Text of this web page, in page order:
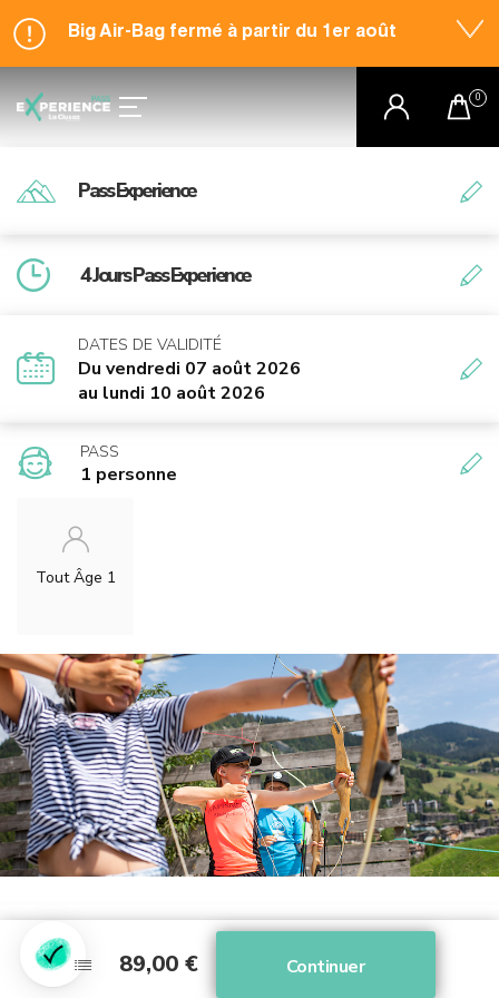
Big Air-Bag fermé à partir du 1er août
Pass Experience
4 Jours Pass Experience
DATES DE VALIDITÉ
Du vendredi 07 août 2026
au lundi 10 août 2026
PASS
1 personne
Tout Âge 1
89,00 € Continuer
DÉTAILS DE L'OFFRE
89,00 € Continuer